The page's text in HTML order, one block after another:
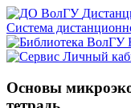
Система
Основы